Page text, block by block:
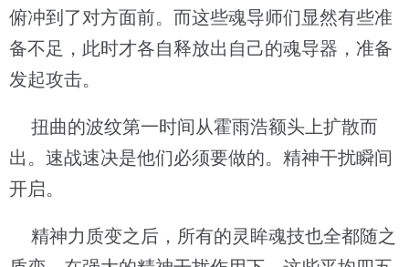
俯冲到了对方面前。而这些魂导师们显然有些准
备不足，此时才各自释放出自己的魂导器，准备
发起攻击。
扭曲的波纹第一时间从霍雨浩额头上扩散而
出。速战速决是他们必须要做的。精神干扰瞬间
开启。
精神力质变之后，所有的灵眸魂技也全都随之